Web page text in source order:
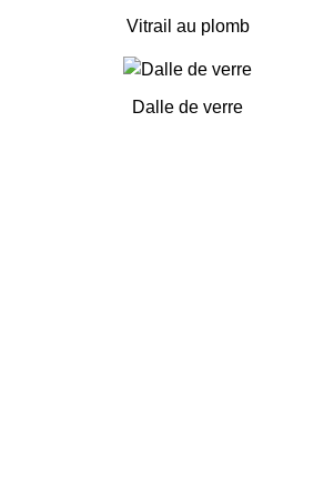
Vitrail au plomb
Dalle de verre